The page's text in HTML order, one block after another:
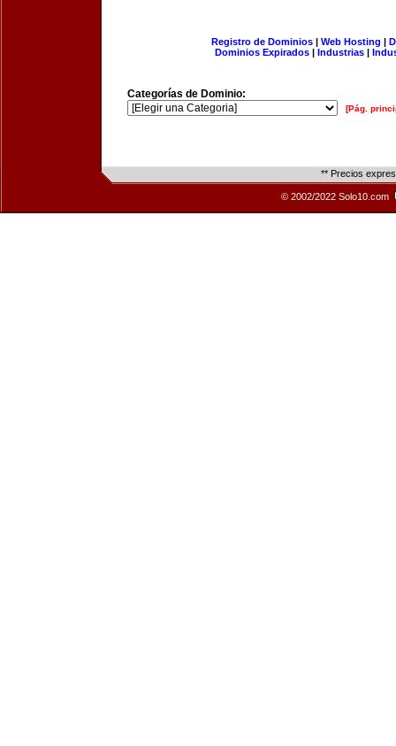
Registro de Dominios| Web Hosting |
Dominios Expirados | Industrias |
Categorías de Dominio:
[Pág.
** Precios
© 2002/2022 Solo10.com